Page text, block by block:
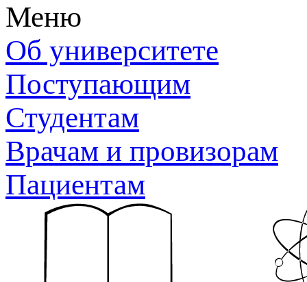
Меню
Об университете
Поступающим
Студентам
Врачам и провизорам
Пациентам